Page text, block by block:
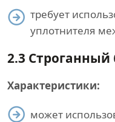
требует
уплотнителя
2.3 Строганный
Характеристики:
может